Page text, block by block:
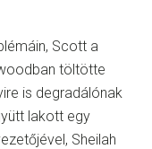
Scott a
töltötte
is degradálónak
lakott egy
Sheilah